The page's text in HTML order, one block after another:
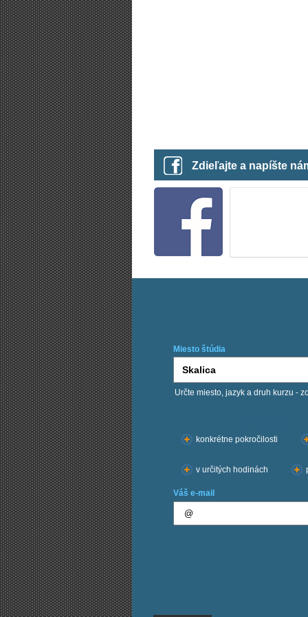
Zdieľajte a napíšte
Miesto štúdia
Určte miesto, jazyk a druh kurzu -
konkrétne pokročilosti
v určitých hodinách
Váš e-mail